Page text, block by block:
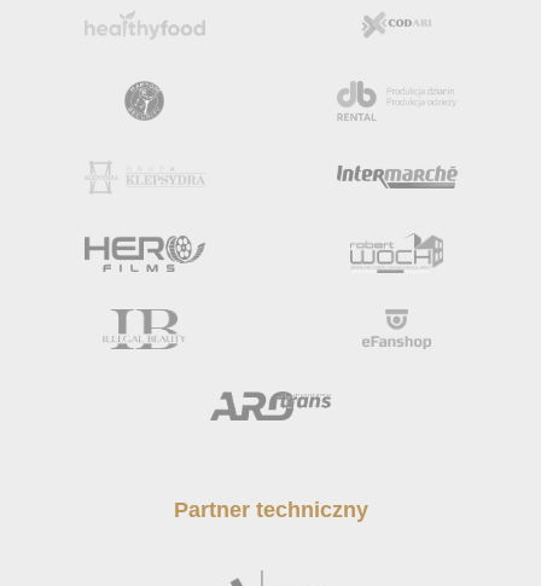
Partner techniczny